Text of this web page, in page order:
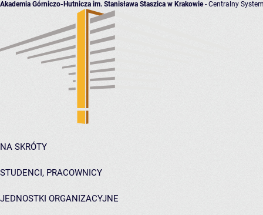
Akademia Górniczo-Hutnicza im. Stanisława Staszica w Krakowie- Centralny
NA SKRÓTY
STUDENCI, PRACOWNICY
JEDNOSTKI ORGANIZACYJNE